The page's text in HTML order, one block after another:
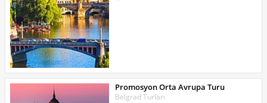
Promosyon Orta Avrupa Turu
Belgrad Turları